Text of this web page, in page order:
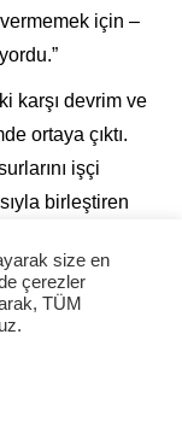
vermemek için –
karşı devrim ve
ortaya çıktı.
işçi
birleştiren
Yeni
çıkan ve
kitle üretimi
öznelliğin de
size en
çerezler
TÜM